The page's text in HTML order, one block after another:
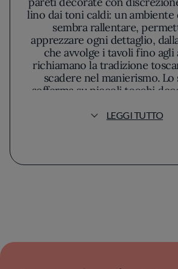
lino dai toni caldi: un ambiente
sembra rallentare,
apprezzare ogni dettaglio,
che avvolge i tavoli fino
richiamano la tradizione
scadere nel manierismo. Lo
sofferma su piccoli tocchi
vissuta, creando
dove Emiliano Rossi plasma
modo da esaltare con sincerità
LEGGI TUTTO